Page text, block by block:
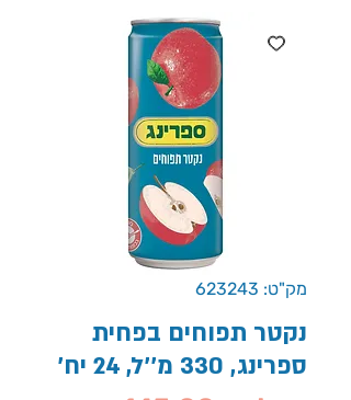
מק"ט: 623243
נקטר תפוחים בפחית
ספרינג, 330 מ''ל, 24 יח'